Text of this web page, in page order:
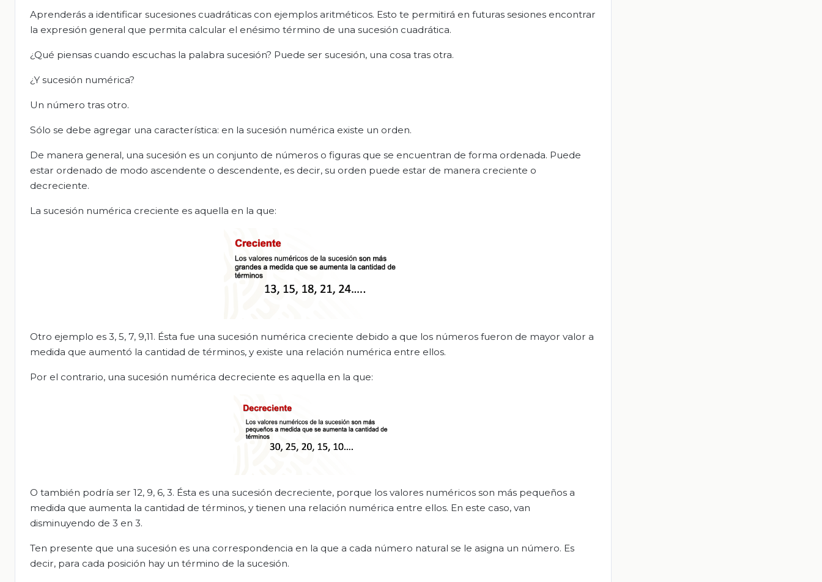
Aprenderás a identificar sucesiones cuadráticas con ejemplos aritméticos. Esto te permitirá en futuras sesiones encontrar
la expresión general que permita calcular el enésimo término de una sucesión cuadrática.
¿Qué piensas cuando escuchas la palabra sucesión? Puede ser sucesión, una cosa tras otra.
¿Y sucesión numérica?
Un número tras otro.
Sólo se debe agregar una característica: en la sucesión numérica existe un orden.
De manera general, una sucesión es un conjunto de números o figuras que se encuentran de forma ordenada. Puede
estar ordenado de modo ascendente o descendente, es decir, su orden puede estar de manera creciente o
decreciente.
La sucesión numérica creciente es aquella en la que:
Otro ejemplo es 3, 5, 7, 9,11. Ésta fue una sucesión numérica creciente debido a que los números fueron de mayor valor a
medida que aumentó la cantidad de términos, y existe una relación numérica entre ellos.
Por el contrario, una sucesión numérica decreciente es aquella en la que:
O también podría ser 12, 9, 6, 3. Ésta es una sucesión decreciente, porque los valores numéricos son más pequeños a
medida que aumenta la cantidad de términos, y tienen una relación numérica entre ellos. En este caso, van
disminuyendo de 3 en 3.
Ten presente que una sucesión es una correspondencia en la que a cada número natural se le asigna un número. Es
decir, para cada posición hay un término de la sucesión.